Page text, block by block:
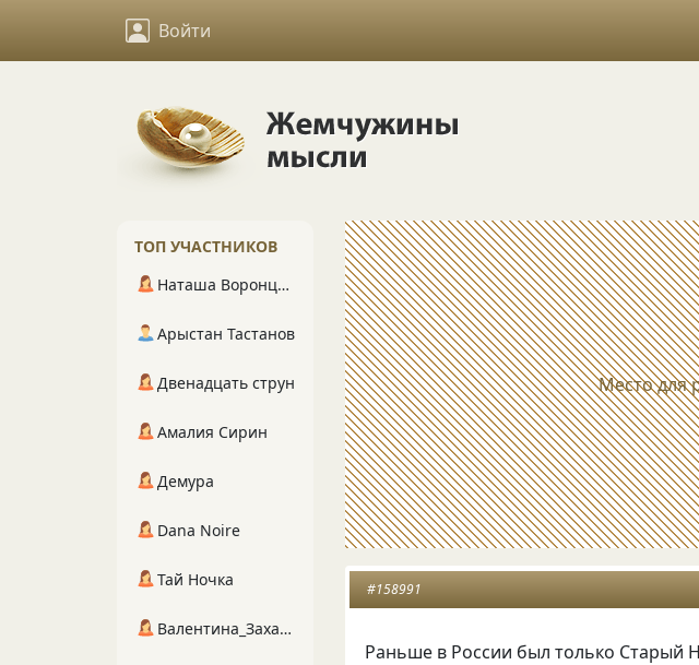
Войти
Место для
#158991
Раньше в России был только Старый
ТОП УЧАСТНИКОВ
Наташа Воронцова
Арыстан Тастанов
Двенадцать струн
Амалия Сирин
Демура
Dana Noire
Тай Ночка
Валентина_Захарова